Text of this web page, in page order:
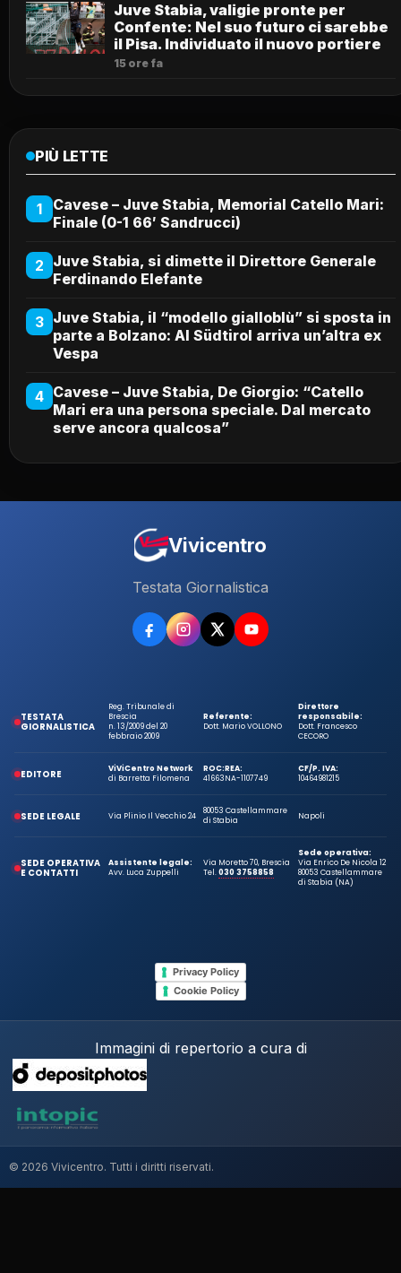
Juve Stabia, valigie pronte per
Confente: Nel suo futuro ci sarebbe
il Pisa. Individuato il nuovo portiere
15 ore fa
PIÙ LETTE
1
Cavese – Juve Stabia, Memorial Catello Mari:
Finale (0-1 66′ Sandrucci)
2 Juve Stabia, si dimette il Direttore Generale
Ferdinando Elefante
3 Juve Stabia, il “modello gialloblù” si sposta in
parte a Bolzano: Al Südtirol arriva un’altra ex
Vespa
4 Cavese – Juve Stabia, De Giorgio: “Catello
Mari era una persona speciale. Dal mercato
serve ancora qualcosa”
Vivicentro
Testata Giornalistica
TESTATA
GIORNALISTICA
Reg. Tribunale di
Brescia
n. 13/2009 del 20
febbraio 2009
Referente:
Dott. Mario VOLLONO
Direttore
responsabile:
Dott. Francesco
CECORO
EDITORE
ViViCentro Network
di Barretta Filomena
ROC:
41663
REA:
NA-1107749
CF/P. IVA:
10464981215
SEDE LEGALE Via Plinio Il Vecchio 24
80053 Castellammare
di Stabia
Napoli
SEDE OPERATIVA
E CONTATTI
Assistente legale:
Avv. Luca Zuppelli
Via Moretto 70, Brescia
Tel.030 3758858
Sede operativa:
Via Enrico De Nicola 12
80053 Castellammare
di Stabia (NA)
Privacy Policy
Cookie Policy
Immagini di repertorio a cura di
© 2026 Vivicentro. Tutti i diritti riservati.